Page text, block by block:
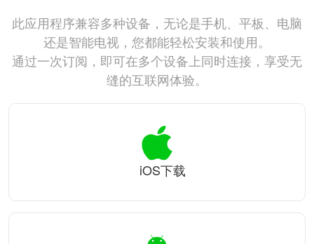
此应用程序兼容多种设备，无论是手机、平板、电脑
还是智能电视，您都能轻松安装和使用。
通过一次订阅，即可在多个设备上同时连接，享受无
缝的互联网体验。
iOS下载